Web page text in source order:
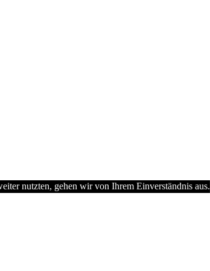
nutzten, gehen wir von Ihrem Einverständnis aus.